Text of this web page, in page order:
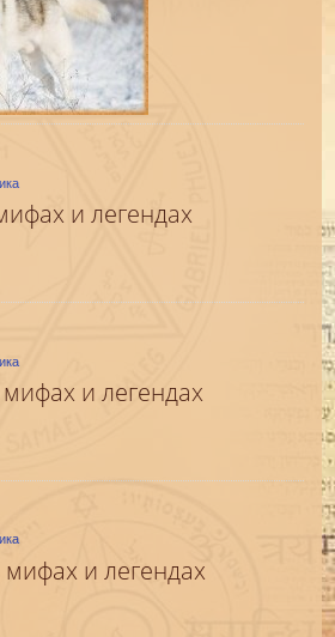
и легендах
и легендах
и легендах